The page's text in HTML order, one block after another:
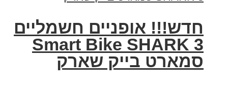
חדש!!! אופניים חשמליים
Smart Bike SHARK 3
סמארט בייק שארק